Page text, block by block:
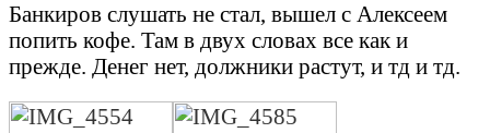
Банкиров слушать не стал, вышел с Алексеем
попить кофе. Там в двух словах все как и
прежде. Денег нет, должники растут, и тд и тд.